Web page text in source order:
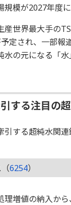
模が2027年度
世界最大手の
定され、一部
の元になる「水
する注目の
する超純水関連
6254）
増値の納入か